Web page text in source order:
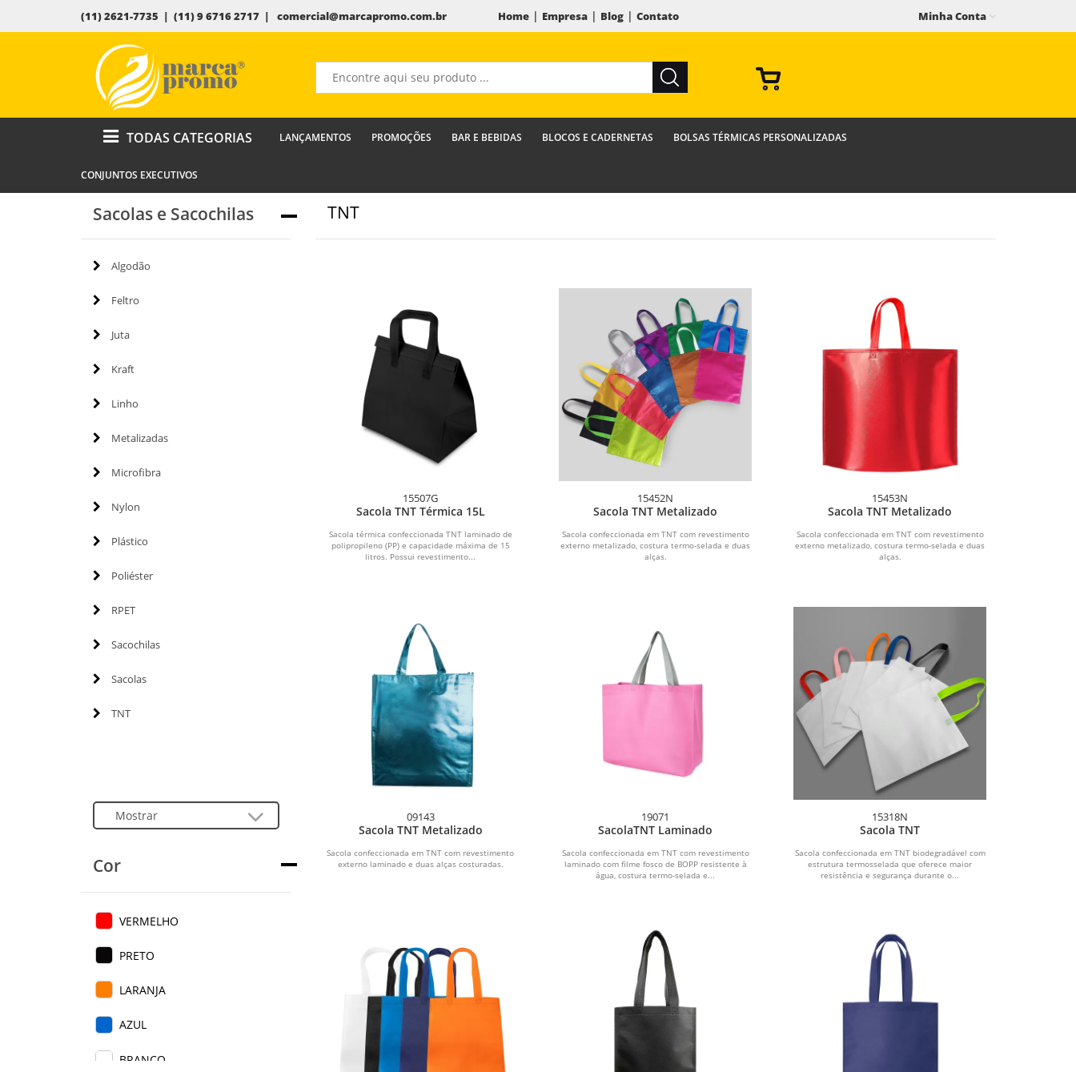
(11) 2621-7735 | (11) 9 6716 2717 | comercial@marcapromo.com.br Home| Empresa| Blog| Contato Minha Conta
TODAS CATEGORIAS LANÇAMENTOS PROMOÇÕES BAR E BEBIDAS BLOCOS E CADERNETAS BOLSAS TÉRMICAS PERSONALIZADAS
CONJUNTOS EXECUTIVOS
Sacolas e Sacochilas
Algodão
Feltro
Juta
Kraft
Linho
Metalizadas
Microfibra
Nylon
Plástico
Poliéster
RPET
Sacochilas
Sacolas
TNT
Cor
VERMELHO
PRETO
LARANJA
AZUL
BRANCO
TNT
15507G
Sacola TNT Térmica 15L
Sacola térmica confeccionada TNT laminado de
polipropileno (PP) e capacidade máxima de 15
litros. Possui revestimento...
15452N
Sacola TNT Metalizado
Sacola confeccionada em TNT com revestimento
externo metalizado, costura termo-selada e duas
alças.
15453N
Sacola TNT Metalizado
Sacola confeccionada em TNT com revestimento
externo metalizado, costura termo-selada e duas
alças.
09143
Sacola TNT Metalizado
Sacola confeccionada em TNT com revestimento
externo laminado e duas alças costuradas.
19071
SacolaTNT Laminado
Sacola confeccionada em TNT com revestimento
laminado com filme fosco de BOPP resistente à
água, costura termo-selada e...
15318N
Sacola TNT
Sacola confeccionada em TNT biodegradável com
estrutura termosselada que oferece maior
resistência e segurança durante o...